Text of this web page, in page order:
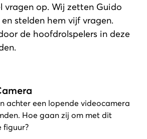
vragen op. Wij zetten Guido
stelden hem vijf vragen.
de hoofdrolspelers in deze
achter een lopende videocamera
Hoe gaan zij om met dit
figuur?